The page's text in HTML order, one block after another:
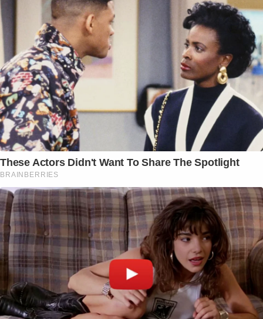
These Actors Didn't Want To Share The Spotlight
BRAINBERRIES